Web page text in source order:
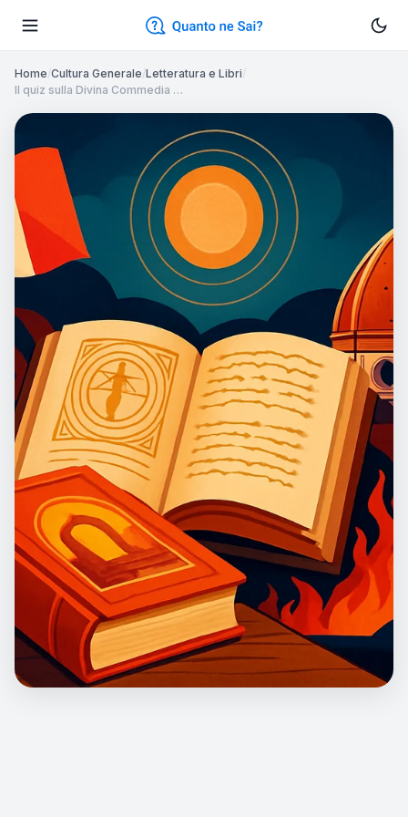
Home/Cultura Generale/Letteratura e Libri/
Il quiz sulla Divina Commedia …